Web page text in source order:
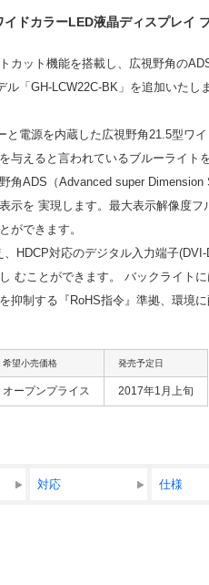
イドカラーLED液晶ディスプレイ
カット機能を搭載し、広視野角の
ル「GH-LCW22C-BK」を追加いたし
と電源を内蔵した広視野角21.5型ワ
与えると言われているブルーライ
角ADS（Advanced super
示を 実現します。最大表示解像度
ができます。
HDCP対応のデジタル入力端子
むことができます。 バックライト
抑制する『RoHS指令』準拠、環境
希望小売価格 発売予定日
オープンプライス 2017年1月上旬
対応 仕様